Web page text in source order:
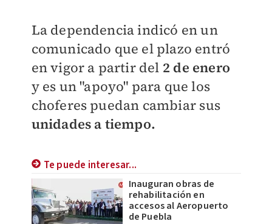
La dependencia indicó en un
comunicado que el plazo entró
en vigor a partir del 2 de enero
y es un "apoyo" para que los
choferes puedan cambiar sus
unidades a tiempo.
Te puede interesar...
Inauguran obras de
rehabilitación en
accesos al Aeropuerto
de Puebla